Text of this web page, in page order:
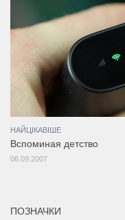
НАЙЦІКАВІШЕ
Вспоминая детство
06.09.2007
ПОЗНАЧКИ